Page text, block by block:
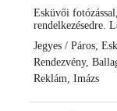
Esküvői
rendelkezésedre.
Jegyes / Páros,
Rendezvény,
Reklám, Imázs